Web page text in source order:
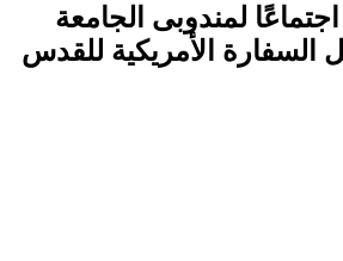
لمندوبى الجامعة
السفارة الأمريكية للقدس